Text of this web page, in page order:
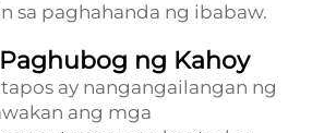
sa paghahanda ng ibabaw.
ng Kahoy
ay nangangailangan ng
ang mga